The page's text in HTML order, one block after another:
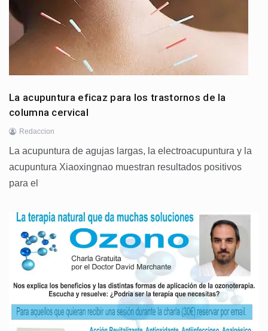
La acupuntura eficaz para los trastornos de la
columna cervical
Redaccion
La acupuntura de agujas largas, la electroacupuntura y la
acupuntura Xiaoxingnao muestran resultados positivos
para el